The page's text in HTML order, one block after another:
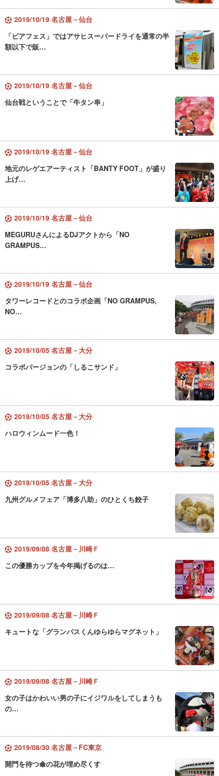
2019/10/19 名古屋－仙台
「ビアフェス」ではアサヒスーパードライを通常の半
額以下で販…
2019/10/19 名古屋－仙台
仙台戦ということで「牛タン串」
2019/10/19 名古屋－仙台
地元のレゲエアーティスト「BANTY FOOT」が盛り
上げ…
2019/10/19 名古屋－仙台
MEGURUさんによるDJアクトから「NO
GRAMPUS…
2019/10/19 名古屋－仙台
タワーレコードとのコラボ企画「NO GRAMPUS,
NO…
2019/10/05 名古屋－大分
コラボバージョンの「しるこサンド」
2019/10/05 名古屋－大分
ハロウィンムード一色！
2019/10/05 名古屋－大分
九州グルメフェア「博多八助」のひとくち餃子
2019/09/08 名古屋－川崎Ｆ
この優勝カップを今年掲げるのは…
2019/09/08 名古屋－川崎Ｆ
キュートな「グランパスくんゆらゆらマグネット」
2019/09/08 名古屋－川崎Ｆ
女の子はかわいい男の子にイジワルをしてしまうも
の…
2019/08/30 名古屋－FC東京
開門を待つ傘の花が埋め尽くす